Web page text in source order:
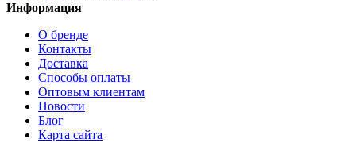
Информация
О бренде
Контакты
Доставка
Способы оплаты
Оптовым клиентам
Новости
Блог
Карта сайта